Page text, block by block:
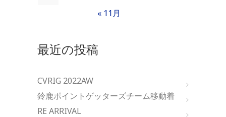
« 11月
最近の投稿
CVRIG 2022AW
鈴鹿ポイントゲッターズチーム移動着
RE ARRIVAL